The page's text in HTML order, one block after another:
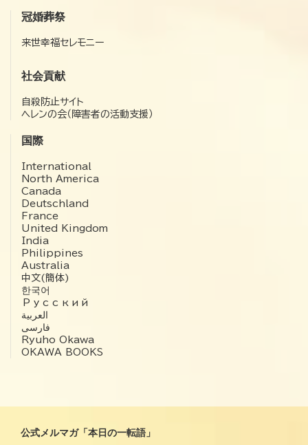
冠婚葬祭
来世幸福セレモニー
社会貢献
自殺防止サイト
ヘレンの会（障害者の活動支援）
国際
International
North America
Canada
Deutschland
France
United Kingdom
India
Philippines
Australia
中文(簡体)
한국어
Русский
العربية‏
فارسی
Ryuho Okawa
OKAWA BOOKS
公式メルマガ「本日の一転語」